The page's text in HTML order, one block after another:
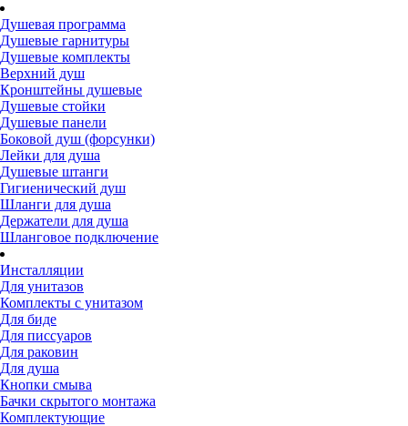
Душевая программа
Душевые гарнитуры
Душевые комплекты
Верхний душ
Кронштейны душевые
Душевые стойки
Душевые панели
Боковой душ (форсунки)
Лейки для душа
Душевые штанги
Гигиенический душ
Шланги для душа
Держатели для душа
Шланговое подключение
Инсталляции
Для унитазов
Комплекты с унитазом
Для биде
Для писсуаров
Для раковин
Для душа
Кнопки смыва
Бачки скрытого монтажа
Комплектующие